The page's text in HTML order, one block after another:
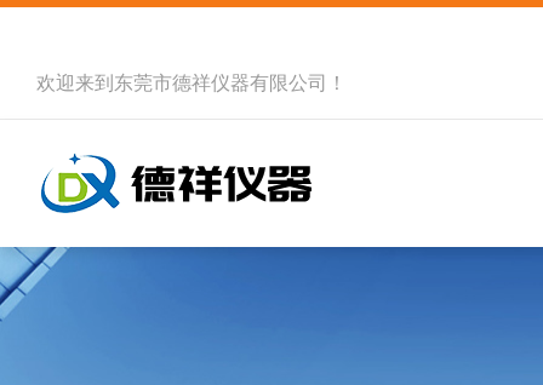
欢迎来到 东莞市德祥仪器有限公司 ！